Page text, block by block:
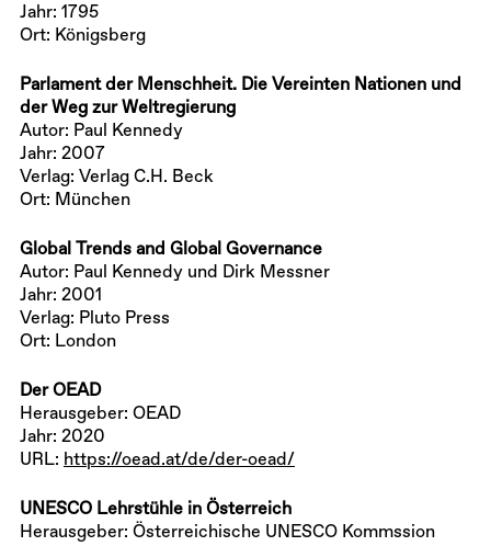
Jahr: 1795
Ort: Königsberg
Parlament der Menschheit. Die Vereinten Nationen und
der Weg zur Weltregierung
Autor: Paul Kennedy
Jahr: 2007
Verlag: Verlag C.H. Beck
Ort: München
Global Trends and Global Governance
Autor: Paul Kennedy und Dirk Messner
Jahr: 2001
Verlag: Pluto Press
Ort: London
Der OEAD
Herausgeber: OEAD
Jahr: 2020
URL: https://oead.at/de/der-oead/
UNESCO Lehrstühle in Österreich
Herausgeber: Österreichische UNESCO Kommssion